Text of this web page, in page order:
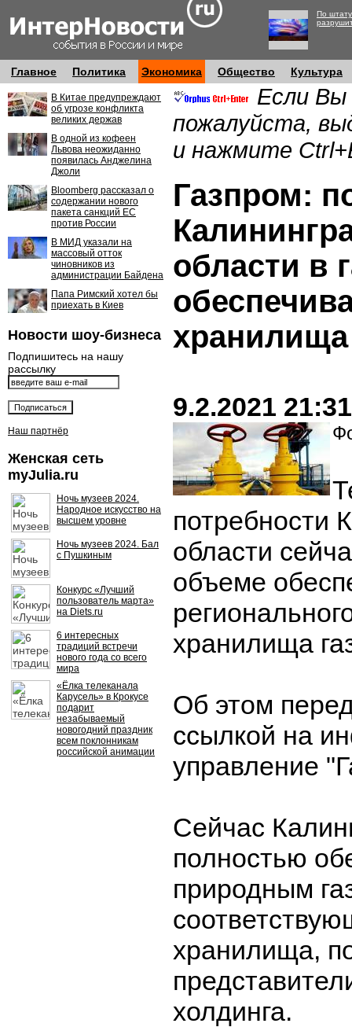
По
Главное Политика Экономика Общество Культура
В Китае предупреждают
об угрозе конфликта
великих держав
В одной из кофеен
Львова неожиданно
появилась Анджелина
Джоли
Bloomberg рассказал о
содержании нового
пакета санкций ЕС
против России
В МИД указали на
массовый отток
чиновников из
администрации Байдена
Папа Римский хотел бы
приехать в Киев
Новости шоу-бизнеса
Подпишитесь на нашу
рассылку
Наш партнёр
Женская сеть
myJulia.ru
Ночь музеев 2024.
Народное искусство на
высшем уровне
Ночь музеев 2024. Бал
с Пушкиным
Конкурс «Лучший
пользователь марта»
на Diets.ru
6 интересных
традиций встречи
нового года со всего
мира
«Ёлка телеканала
Карусель» в Крокусе
подарит
незабываемый
новогодний праздник
всем поклонникам
российской анимации
Если Вы
пожалуйста,
и нажмите
Газпром:
области в
хранилища
9.2.2021 21:31
потребности
области
объеме
хранилища
Об этом
ссылкой на
управление
Сейчас
полностью
природным
хранилища,
холдинга.